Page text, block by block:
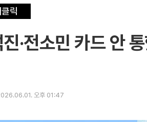
릭
·전소민 카드 안
오후 01:47